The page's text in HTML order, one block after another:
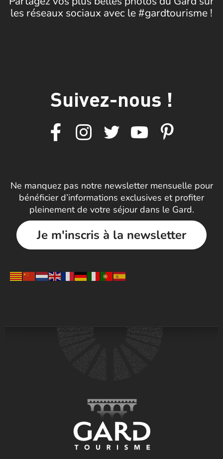
les réseaux sociaux avec le #gardtourisme !
Suivez-nous !
Ne manquez pas notre newsletter mensuelle pour
bénéficier d’informations exclusives et profiter
pleinement de votre séjour dans le Gard.
Je m'inscris à la newsletter